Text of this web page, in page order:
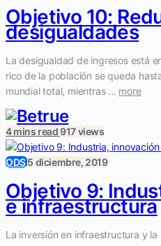
Objetivo 10:
desigualdades
La desigualdad de ingresos está
rico de la población se queda
mundial total, mientras ... more
4 mins read917 views
ODS5 diciembre, 2019
Objetivo 9:
e infraestructura
La inversión en infraestructura y